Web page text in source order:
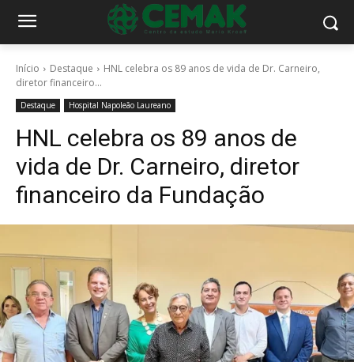
Início Destaque
HNL celebra os 89 anos de vida de Dr. Carneiro,
diretor financeiro...
Destaque Hospital Napoleão Laureano
HNL celebra os 89 anos de
vida de Dr. Carneiro, diretor
financeiro da Fundação